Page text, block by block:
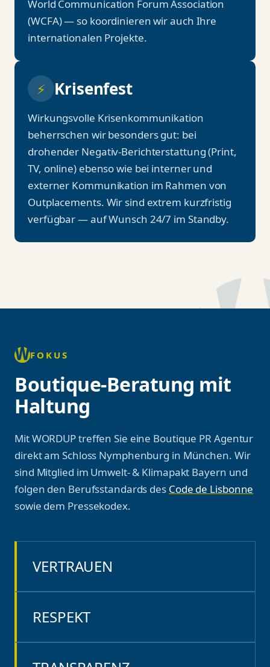
(WCFA) — so koordinieren wir auch Ihre
internationalen Projekte.
⚡
Wirkungsvolle Krisenkommunikation
beherrschen wir besonders gut: bei
drohender Negativ-Berichterstattung (Print,
TV, online) ebenso wie bei interner und
externer Kommunikation im Rahmen von
Outplacements. Wir sind extrem kurzfristig
verfügbar — auf Wunsch 24/7 im Standby.
Boutique-Beratung mit
Haltung
direkt am Schloss Nymphenburg in München. Wir
sind Mitglied im Umwelt- & Klimapakt Bayern und
folgen den Berufsstandards desCode de Lisbonne
sowie dem Pressekodex.